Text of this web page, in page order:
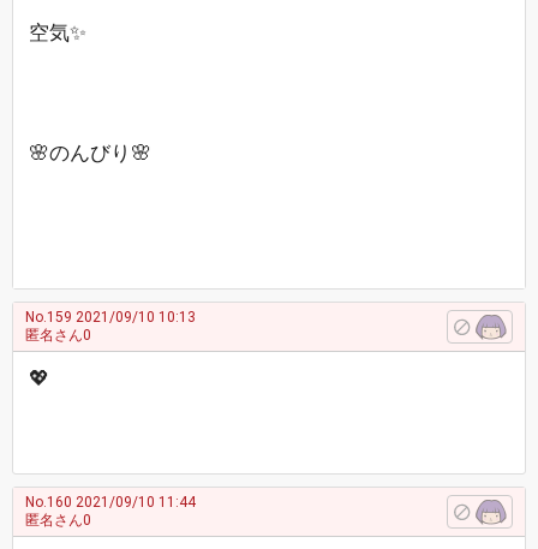
空気✨
🌸のんびり🌸
No.159 2021/09/10 10:13
匿名さん0
💖
No.160 2021/09/10 11:44
匿名さん0